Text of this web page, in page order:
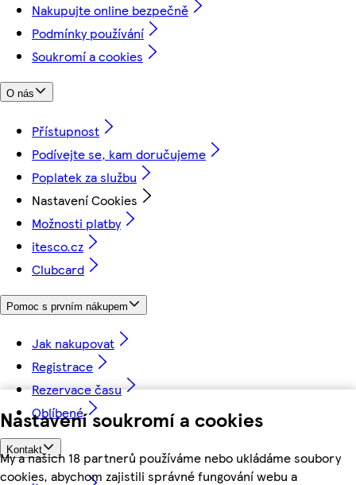
Nastavení soukromí a cookies
My a našich 18 partnerů používáme nebo ukládáme soubory
cookies, abychom zajistili správné fungování webu a
Nakupujte online bezpečně
Podmínky používání
Soukromí a cookies
O nás
Přístupnost
Podívejte se, kam doručujeme
Poplatek za službu
Nastavení Cookies
Možnosti platby
itesco.cz
Clubcard
Pomoc s prvním nákupem
Jak nakupovat
Registrace
Rezervace času
Oblíbené
Kontakt